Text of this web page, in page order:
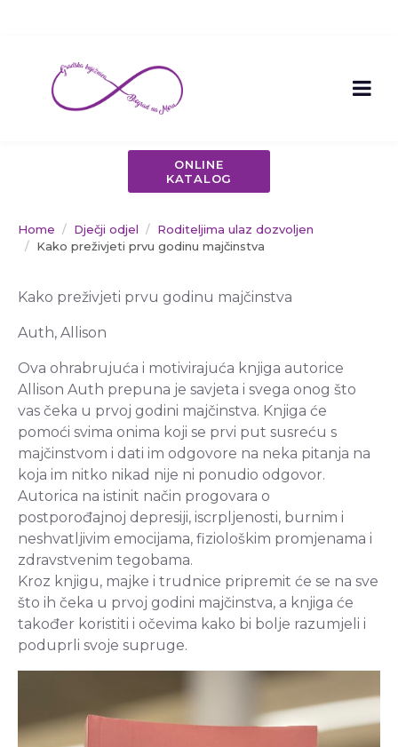
ONLINE
KATALOG
Home Dječji odjel
Roditeljima ulaz dozvoljen
Kako preživjeti prvu godinu majčinstva
Kako preživjeti prvu godinu majčinstva
Auth, Allison
Ova ohrabrujuća i motivirajuća knjiga autorice
Allison Auth prepuna je savjeta i svega onog što
vas čeka u prvoj godini majčinstva. Knjiga će
pomoći svima onima koji se prvi put susreću s
majčinstvom i dati im odgovore na neka pitanja na
koja im nitko nikad nije ni ponudio odgovor.
Autorica na istinit način progovara o
postporođajnoj depresiji, iscrpljenosti, burnim i
neshvatljivim emocijama, fiziološkim promjenama i
zdravstvenim tegobama.
Kroz knjigu, majke i trudnice pripremit će se na sve
što ih čeka u prvoj godini majčinstva, a knjiga će
također koristiti i očevima kako bi bolje razumjeli i
poduprli svoje supruge.